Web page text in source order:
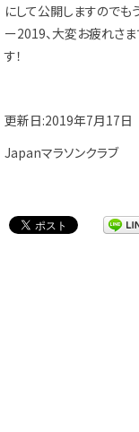
にして公開しますのでも
ー2019、大変お疲れさ
す！
更新日:2019年7月17日
Japanマラソンクラブ